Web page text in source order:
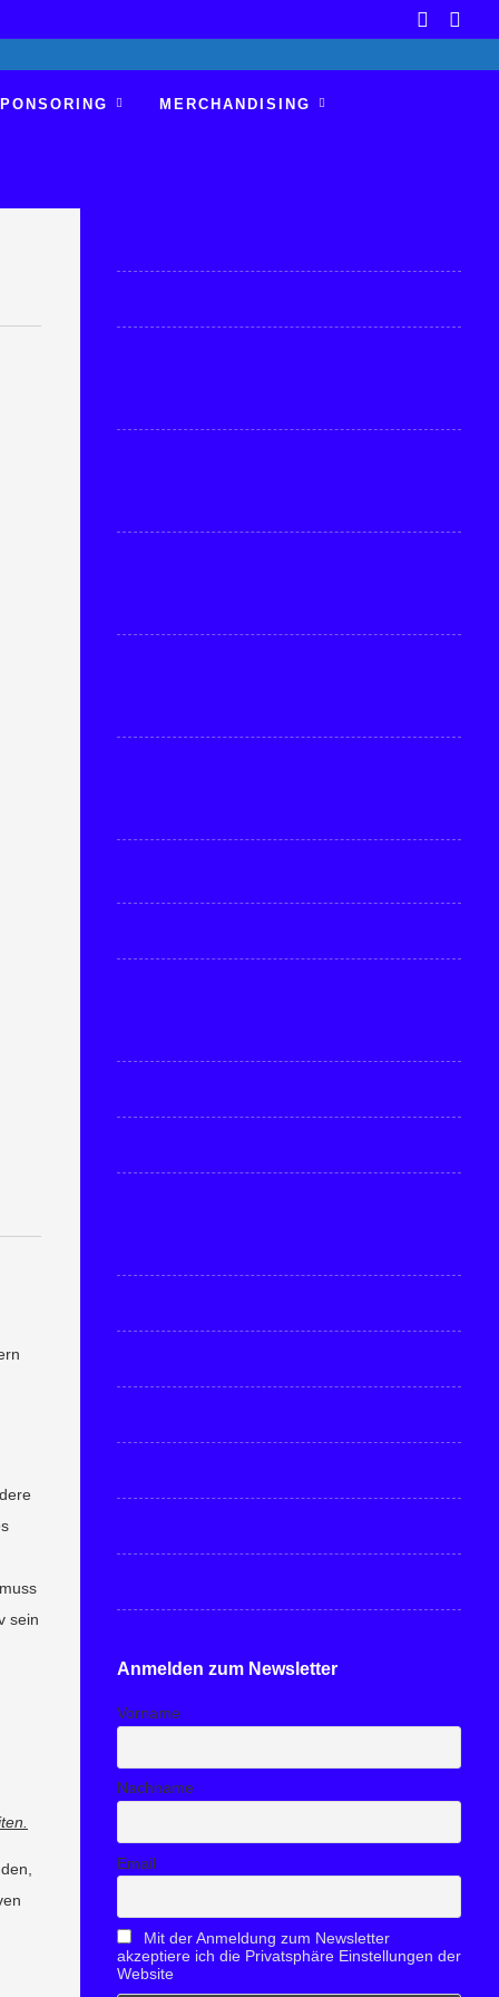
MERCHANDISING
sein
Anmelden zum Newsletter
Vorname
Nachname
Email
Mit der Anmeldung zum Newsletter
akzeptiere ich die Privatsphäre Einstellungen der
Website